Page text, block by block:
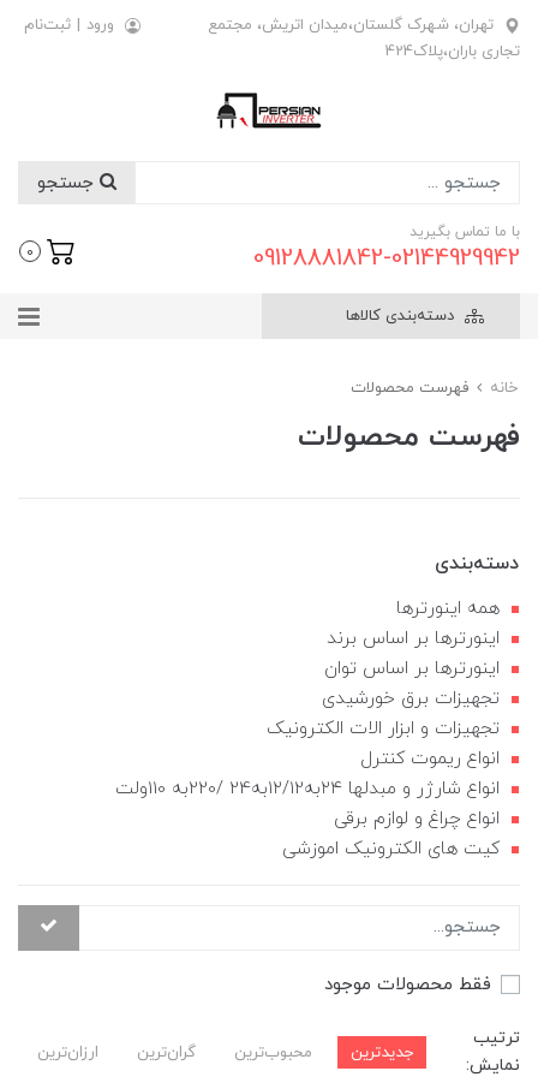
تهران، شهرک گلستان،میدان اتریش، مجتمع
تجاری باران،پلاک424
ورود | ثبت‌نام
با ما تماس بگیرید
09128881842-02144929942
0
دسته‌بندی کالاها
خانه فهرست محصولات
فهرست محصولات
دسته‌بندی
همه اینورترها
اینورترها بر اساس برند
اینورترها بر اساس توان
تجهیزات برق خورشیدی
تجهیزات و ابزار الات الکترونیک
انواع ریموت کنترل
انواع شارژر و مبدلها ۲۴به۱۲/12به24 /220به 110ولت
انواع چراغ و لوازم برقی
کیت های الکترونیک اموزشی
فقط محصولات موجود
ترتیب
نمایش:
جدیدترین محبوب‌ترین گران‌ترین ارزان‌ترین